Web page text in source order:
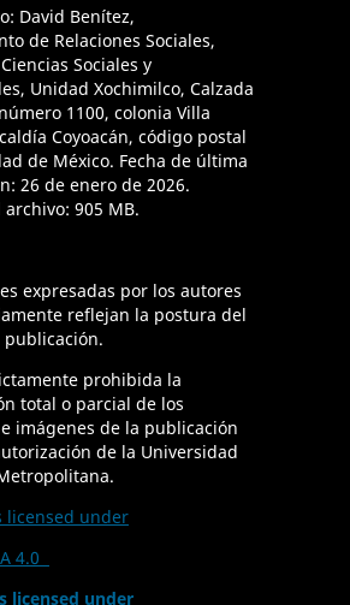
David Benítez,
de Relaciones Sociales,
Sociales y
Unidad Xochimilco, Calzada
1100, colonia Villa
Coyoacán, código postal
de México. Fecha de última
26 de enero de 2026.
905 MB.
expresadas por los autores
reflejan la postura del
prohibida la
total o parcial de los
imágenes de la publicación
de la Universidad
licensed under
4.0
licensed under